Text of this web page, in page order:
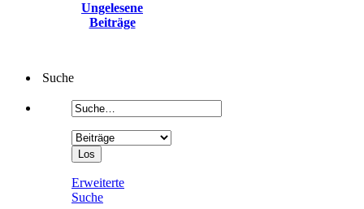
Ungelesene
Beiträge
Suche
Erweiterte
Suche